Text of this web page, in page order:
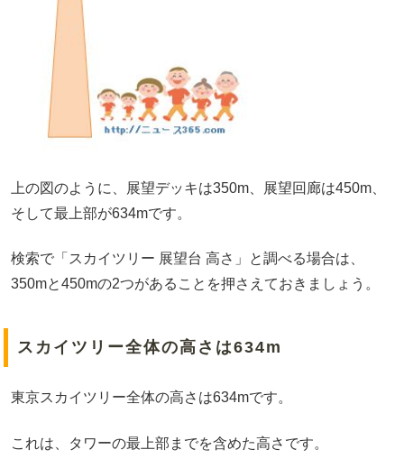
上の図のように、展望デッキは350m、展望回廊は450m、
そして最上部が634mです。
検索で「スカイツリー 展望台 高さ」と調べる場合は、
350mと450mの2つがあることを押さえておきましょう。
スカイツリー全体の高さは634m
東京スカイツリー全体の高さは634mです。
これは、タワーの最上部までを含めた高さです。